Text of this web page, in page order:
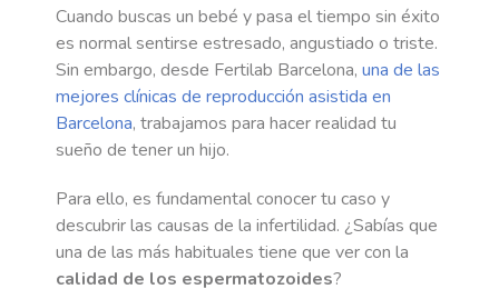
Cuando buscas un bebé y pasa el tiempo sin éxito
es normal sentirse estresado, angustiado o triste.
Sin embargo, desde Fertilab Barcelona, una de las
mejores clínicas de reproducción asistida en
Barcelona, trabajamos para hacer realidad tu
sueño de tener un hijo.
Para ello, es fundamental conocer tu caso y
descubrir las causas de la infertilidad. ¿Sabías que
una de las más habituales tiene que ver con la
calidad de los espermatozoides?